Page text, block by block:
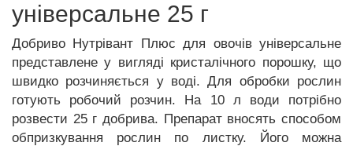
універсальне 25 г
Добриво Нутрівант Плюс для овочів універсальне
представлене у вигляді кристалічного порошку, що
швидко розчиняється у воді. Для обробки рослин
готують робочий розчин. На 10 л води потрібно
розвести 25 г добрива. Препарат вносять способом
обпризкування рослин по листку. Його можна